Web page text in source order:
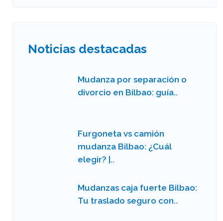
Noticias destacadas
Mudanza por separación o
divorcio en Bilbao: guía..
Furgoneta vs camión
mudanza Bilbao: ¿Cuál
elegir? |..
Mudanzas caja fuerte Bilbao:
Tu traslado seguro con..